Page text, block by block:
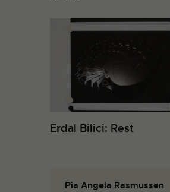
Erdal Bilici: Rest
Pia Angela Rasmussen